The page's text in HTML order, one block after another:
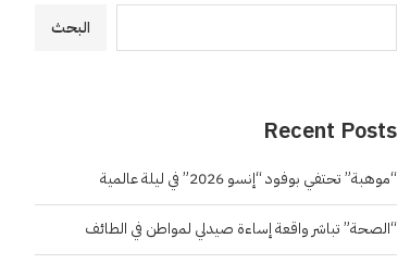
البحث
Recent Posts
“موهبة” تحتفي بوفود “إنسو 2026” في ليلة عالمية
“الصحة” تباشر واقعة إساءة صيدلي لمواطن في الطائف